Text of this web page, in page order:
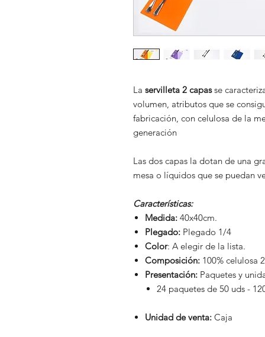
La servilleta 2 capasse
volumen, atributos que se
fabricación, con celulosa de la
generación
Las dos capas la dotan de una
mesa o líquidos que se puedan
Características:
Medida: 40x40cm.
Plegado: Plegado 1/4
Color: A elegir de la lista.
Composición: 100% celulosa
Presentación: Paquetes y
24 paquetes de 50 uds -
Unidad de venta: Caja